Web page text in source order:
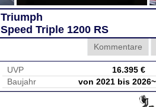
Triumph
Speed Triple 1200 RS
Kommentare
UVP
16.395 €
Baujahr
von 2021 bis 2026~